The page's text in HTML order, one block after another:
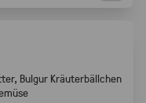
Bulgur Kräuterbällchen